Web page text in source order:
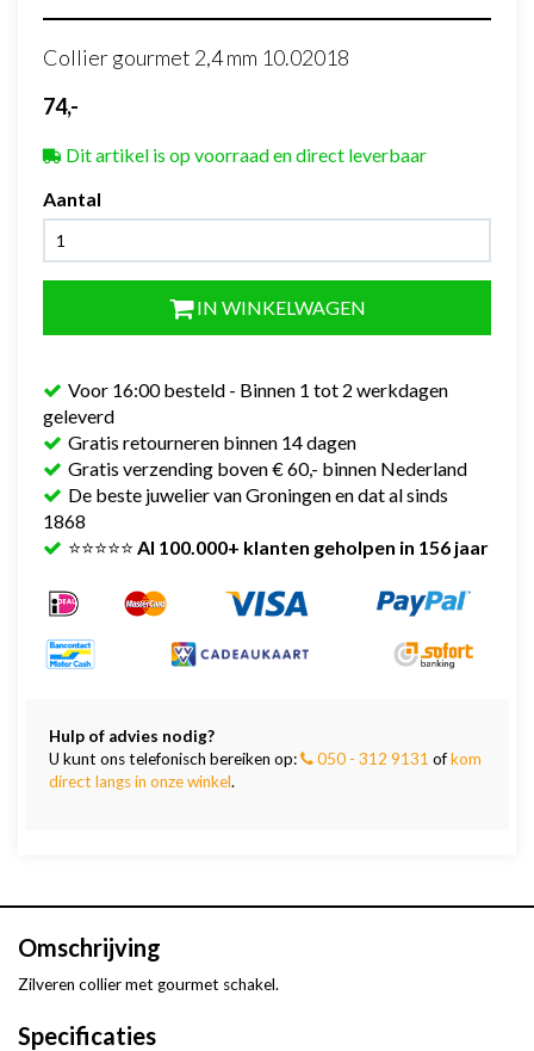
Collier gourmet 2,4 mm 10.02018
74,-
Dit artikel is op voorraad en direct leverbaar
Aantal
IN WINKELWAGEN
Voor 16:00 besteld - Binnen 1 tot 2 werkdagen
geleverd
Gratis retourneren binnen 14 dagen
Gratis verzending boven € 60,- binnen Nederland
De beste juwelier van Groningen en dat al sinds
1868
⭐⭐⭐⭐⭐ Al 100.000+ klanten geholpen in 156 jaar
Hulp of advies nodig?
U kunt ons telefonisch bereiken op:
050 - 312 9131 ofkom
direct langs in onze winkel.
Omschrijving
Zilveren collier met gourmet schakel.
Specificaties